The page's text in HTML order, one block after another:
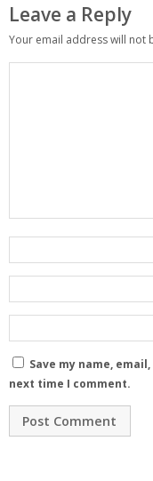
Leave a Reply
Your email address will not
Save my name,
next time I comment.